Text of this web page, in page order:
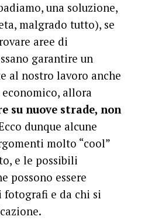
una soluzione,
malgrado tutto), se
aree di
garantire un
al nostro lavoro anche
allora
su nuove strade, non
dunque alcune
molto “cool”
e le possibili
possono essere
e da chi si